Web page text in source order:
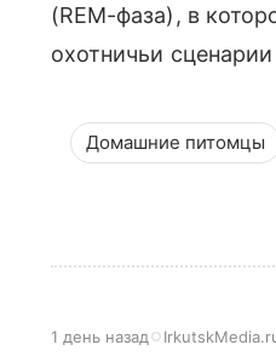
(REM-фаза), в
охотничьи
Домашние питомцы
1 день назад